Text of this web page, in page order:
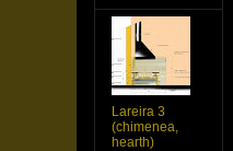
Lareira 3
(chimenea,
hearth)